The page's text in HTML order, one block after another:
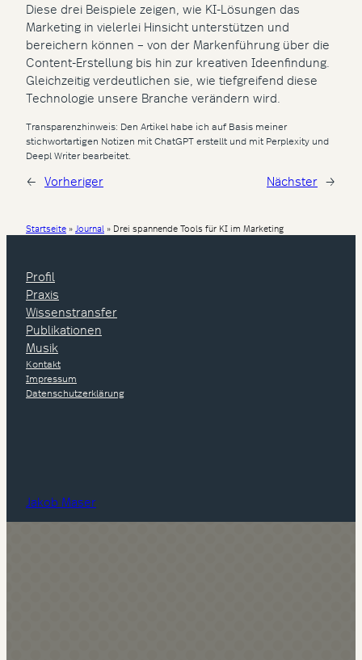
Diese drei Beispiele zeigen, wie KI-Lösungen das
Marketing in vielerlei Hinsicht unterstützen und
bereichern können – von der Markenführung über die
Content-Erstellung bis hin zur kreativen Ideenfindung.
Gleichzeitig verdeutlichen sie, wie tiefgreifend diese
Technologie unsere Branche verändern wird.
Transparenzhinweis: Den Artikel habe ich auf Basis meiner
stichwortartigen Notizen mit ChatGPT erstellt und mit Perplexity und
Deepl Writer bearbeitet.
← Vorheriger Nächster →
Startseite » Journal » Drei spannende Tools für KI im Marketing
Profil
Praxis
Wissenstransfer
Publikationen
Musik
Kontakt
Impressum
Datenschutzerklärung
Jakob Maser